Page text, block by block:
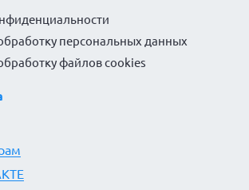
персональных данных
файлов cookies